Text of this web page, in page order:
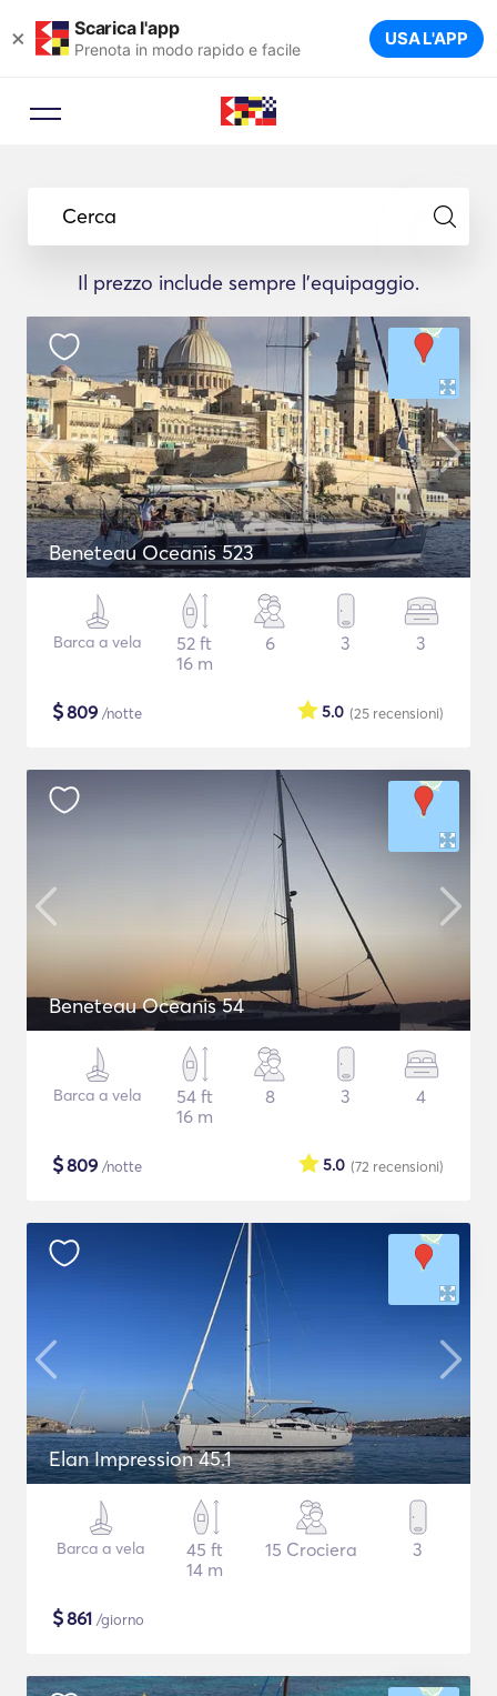
× Scarica l'app
Prenota in modo rapido e facile USA L'APP
Cerca
Il prezzo include sempre l'equipaggio.
Beneteau Oceanis 523
Barca a vela
52 ft
16 m
6 3 3
$809 /notte (25 recensioni)
5.0
Beneteau Oceanis 54
Barca a vela
54 ft
16 m
8 3 4
$809 /notte (72 recensioni)
5.0
Elan Impression 45.1
Barca a vela
45 ft
14 m
15 Crociera 3
$861 /giorno